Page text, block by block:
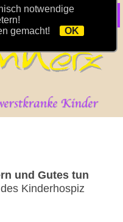
und Gutes tun
Kinderhospiz
notwendige
gemacht!
OK